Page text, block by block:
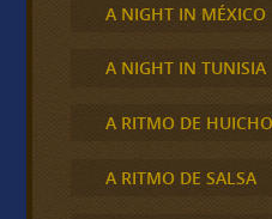
A NIGHT IN MÉXICO
A NIGHT IN TUNISIA
A RITMO DE
A RITMO DE SALSA